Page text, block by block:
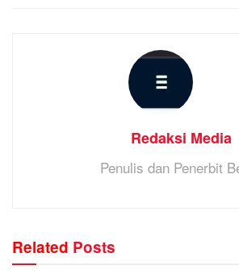
Redaksi Media
Penulis dan Penerbit
Related Posts